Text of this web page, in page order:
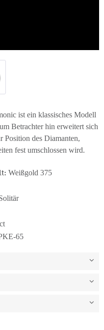
ist ein klassisches Modell
Betrachter hin erweitert sich
Position des Diamanten,
fest umschlossen wird.
Weißgold 375
65